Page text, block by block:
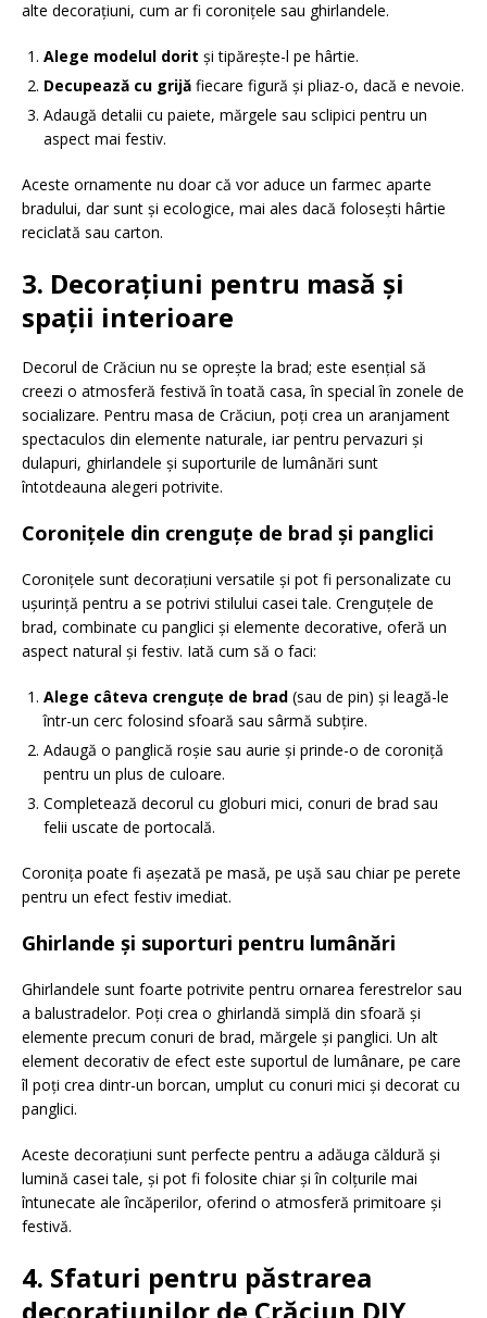
alte decorațiuni, cum ar fi coronițele sau ghirlandele.
Alege modelul dorit și tipărește-l pe hârtie.
Decupează cu grijă fiecare figură și pliaz-o, dacă e nevoie.
Adaugă detalii cu paiete, mărgele sau sclipici pentru un
aspect mai festiv.
Aceste ornamente nu doar că vor aduce un farmec aparte
bradului, dar sunt și ecologice, mai ales dacă folosești hârtie
reciclată sau carton.
3. Decorațiuni pentru masă și
spații interioare
Decorul de Crăciun nu se oprește la brad; este esențial să
creezi o atmosferă festivă în toată casa, în special în zonele de
socializare. Pentru masa de Crăciun, poți crea un aranjament
spectaculos din elemente naturale, iar pentru pervazuri și
dulapuri, ghirlandele și suporturile de lumânări sunt
întotdeauna alegeri potrivite.
Coronițele din crenguțe de brad și panglici
Coronițele sunt decorațiuni versatile și pot fi personalizate cu
ușurință pentru a se potrivi stilului casei tale. Crenguțele de
brad, combinate cu panglici și elemente decorative, oferă un
aspect natural și festiv. Iată cum să o faci:
Alege câteva crenguțe de brad (sau de pin) și leagă-le
într-un cerc folosind sfoară sau sârmă subțire.
Adaugă o panglică roșie sau aurie și prinde-o de coroniță
pentru un plus de culoare.
Completează decorul cu globuri mici, conuri de brad sau
felii uscate de portocală.
Coronița poate fi așezată pe masă, pe ușă sau chiar pe perete
pentru un efect festiv imediat.
Ghirlande și suporturi pentru lumânări
Ghirlandele sunt foarte potrivite pentru ornarea ferestrelor sau
a balustradelor. Poți crea o ghirlandă simplă din sfoară și
elemente precum conuri de brad, mărgele și panglici. Un alt
element decorativ de efect este suportul de lumânare, pe care
îl poți crea dintr-un borcan, umplut cu conuri mici și decorat cu
panglici.
Aceste decorațiuni sunt perfecte pentru a adăuga căldură și
lumină casei tale, și pot fi folosite chiar și în colțurile mai
întunecate ale încăperilor, oferind o atmosferă primitoare și
festivă.
4. Sfaturi pentru păstrarea